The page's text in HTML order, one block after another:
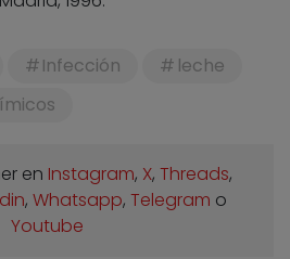
Infección
leche
en Instagram, X, Threads,
, Whatsapp, Telegram o
Youtube